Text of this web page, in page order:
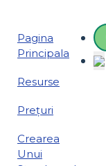
Pagina
Principala
Resurse
Prețuri
Crearea
Unui